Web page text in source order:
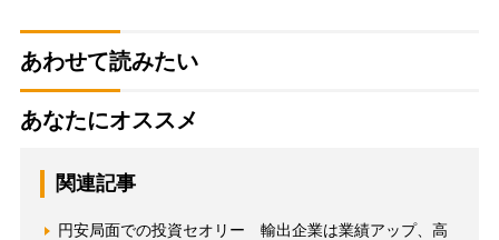
あわせて読みたい
あなたにオススメ
関連記事
円安局面での投資セオリー 輸出企業は業績アップ、高